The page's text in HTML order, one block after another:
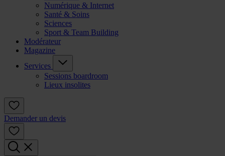
Numérique & Internet
Santé & Soins
Sciences
Sport & Team Building
Modérateur
Magazine
Services
Sessions boardroom
Lieux insolites
Demander un devis